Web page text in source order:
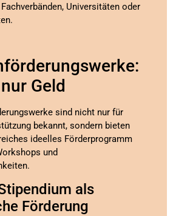
Universitäten oder
Geld
sind nicht nur für
bekannt, sondern bieten
ideelles Förderprogramm
und
als
Förderung